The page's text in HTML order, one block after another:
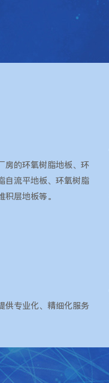
房的环氧树脂地板、环
自流平地板、环氧树脂
层地板等。
供专业化、精细化服务